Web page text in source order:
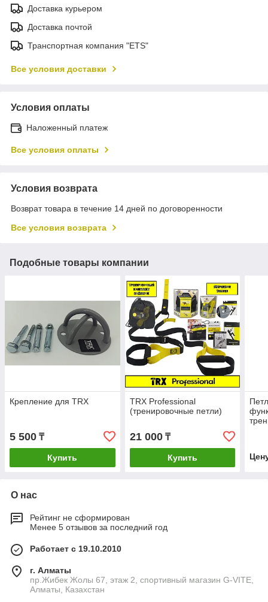
Доставка курьером
Доставка почтой
Транспортная компания "ETS"
Все условия доставки
Условия оплаты
Наложенный платеж
Все условия оплаты
Условия возврата
Возврат товара в течение 14 дней по договоренности
Все условия возврата
Подобные товары компании
Крепление для TRX
5 500 ₸
Купить
TRX Professional
(тренировочные петли)
21 000₸
Купить
О нас
Рейтинг не сформирован
Менее 5 отзывов за последний год
Работает с 19.10.2010
г. Алматы
пр.Жибек Жолы 67, этаж 2, спортивный магазин G-VITE,
Алматы, Казахстан